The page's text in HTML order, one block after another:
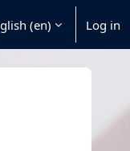
‎(en)‎ Log in